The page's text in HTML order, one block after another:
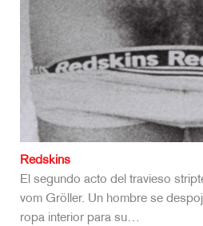
Redskins
El segundo acto del travieso
vom Gröller. Un hombre se
ropa interior para su…